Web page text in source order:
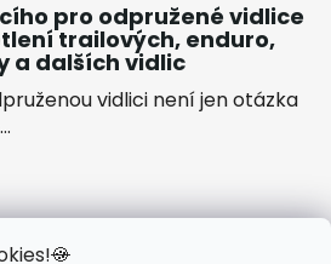
🍪
pro odpružené vidlice
trailových, enduro,
a dalších vidlic
vidlici není jen otázka